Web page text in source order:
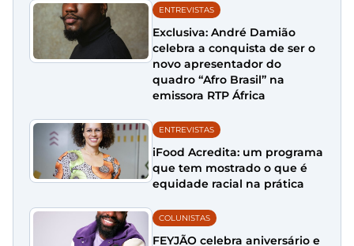
ENTREVISTAS
Exclusiva: André Damião
celebra a conquista de ser o
novo apresentador do
quadro “Afro Brasil” na
emissora RTP África
ENTREVISTAS
iFood Acredita: um programa
que tem mostrado o que é
equidade racial na prática
COLUNISTAS
FEYJÃO celebra aniversário e